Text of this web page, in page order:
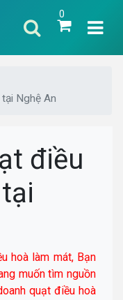
0
Nghệ An
điều
hoà làm mát, Bạn
muốn tìm nguồn
quạt điều hoà